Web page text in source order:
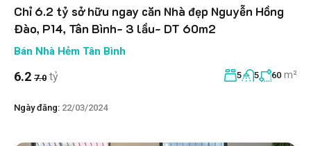
Chỉ 6.2 tỷ sở hữu ngay căn Nhà đẹp Nguyễn Hồng
Đào, P14, Tân Bình- 3 lầu- DT 60m2
Bán Nhà Hẻm Tân Bình
6.2 7.0 tỷ 5 5 60 m²
Ngày đăng: 22/03/2024